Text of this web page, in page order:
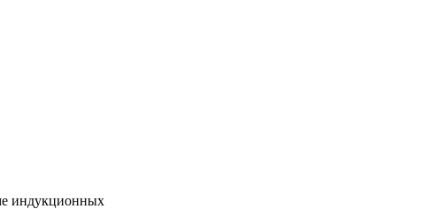
индукционных